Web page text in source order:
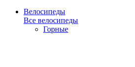
Велосипеды
Все велосипеды
Горные